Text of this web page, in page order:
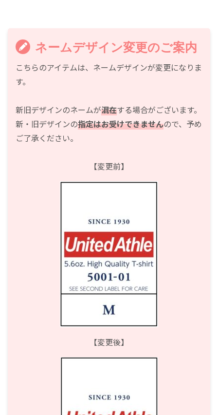
ネームデザイン変更のご案内
こちらのアイテムは、ネームデザインが変更になりま
す。
新旧デザインのネームが混在する場合がございます。
新・旧デザインの指定はお受けできませんので、予め
ご了承ください。
【変更前】
【変更後】